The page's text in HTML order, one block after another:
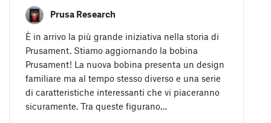
Prusa Research
È in arrivo la più grande iniziativa nella storia di
Prusament. Stiamo aggiornando la bobina
Prusament! La nuova bobina presenta un design
familiare ma al tempo stesso diverso e una serie
di caratteristiche interessanti che vi piaceranno
sicuramente. Tra queste figurano…